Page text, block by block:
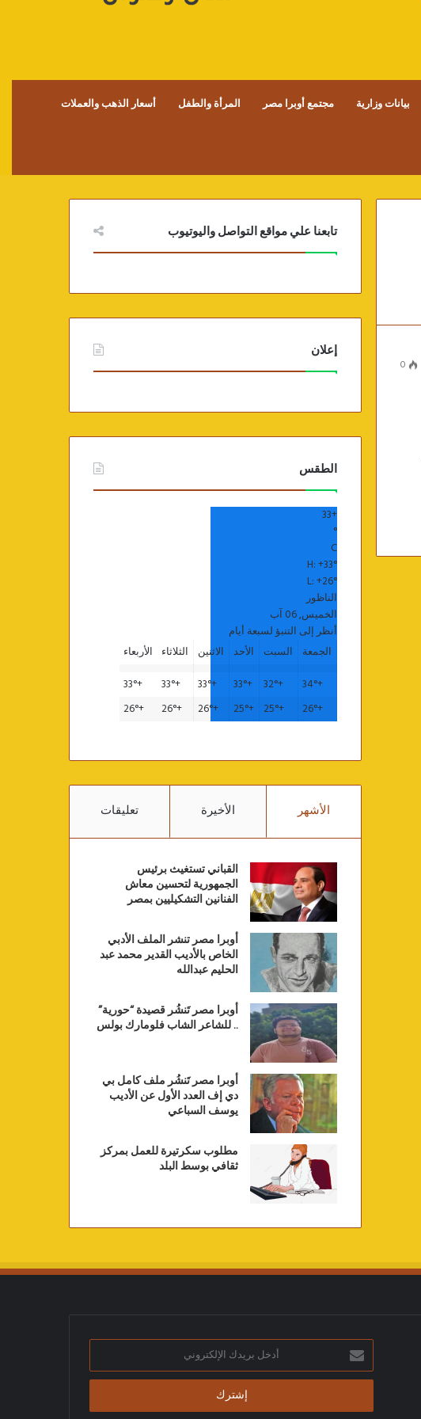
بيانات وزارية مجتمع أوبرا مصر المرأة والطفل أسعار الذهب والعملات
0
تابعنا علي مواقع التواصل واليوتيوب
إعلان
الطقس
+
33
°
C
H:+33°
L:+26°
الناظور
الخميس, 06 آب
أنظر إلى التنبؤ لسبعة أيام
الجمعة
السبت الأحد الاثنين الثلاثاء
الأربعاء
+
34°
+
32°
+
33°
+
33°
+
33°
+
33°
+
26°
+
25°
+
25°
+
26°
+
26°
+
26°
الأشهر الأخيرة تعليقات
القباني تستغيث برئيس
الجمهورية لتحسين معاش
الفنانين التشكيليين بمصر
أوبرا مصر تنشر الملف الأدبي
الخاص بالأديب القدير محمد عبد
الحليم عبدالله
أوبرا مصر تَنشُر قصيدة “حورية”
.. للشاعر الشاب فلومارك بولس
أوبرا مصر تَنشُر ملف كامل بي
دي إف العدد الأول عن الأديب
يوسف السباعي
مطلوب سكرتيرة للعمل بمركز
ثقافي بوسط البلد
أدخل
بريدك
الإلكتروني